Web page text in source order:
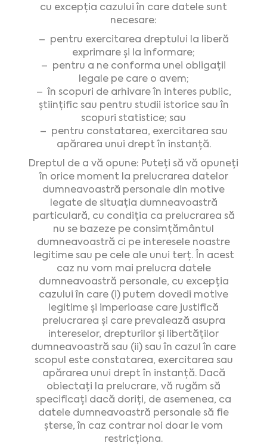
cu excepția cazului în care datele sunt
necesare:
– pentru exercitarea dreptului la liberă
exprimare și la informare;
– pentru a ne conforma unei obligații
legale pe care o avem;
– în scopuri de arhivare în interes public,
științific sau pentru studii istorice sau în
scopuri statistice; sau
– pentru constatarea, exercitarea sau
apărarea unui drept în instanță.
Dreptul de a vă opune: Puteți să vă opuneți
în orice moment la prelucrarea datelor
dumneavoastră personale din motive
legate de situația dumneavoastră
particulară, cu condiția ca prelucrarea să
nu se bazeze pe consimțământul
dumneavoastră ci pe interesele noastre
legitime sau pe cele ale unui terț. În acest
caz nu vom mai prelucra datele
dumneavoastră personale, cu excepția
cazului în care (i) putem dovedi motive
legitime și imperioase care justifică
prelucrarea și care prevalează asupra
intereselor, drepturilor și libertăților
dumneavoastră sau (ii) sau în cazul în care
scopul este constatarea, exercitarea sau
apărarea unui drept în instanță. Dacă
obiectați la prelucrare, vă rugăm să
specificați dacă doriți, de asemenea, ca
datele dumneavoastră personale să fie
șterse, în caz contrar noi doar le vom
restricționa.